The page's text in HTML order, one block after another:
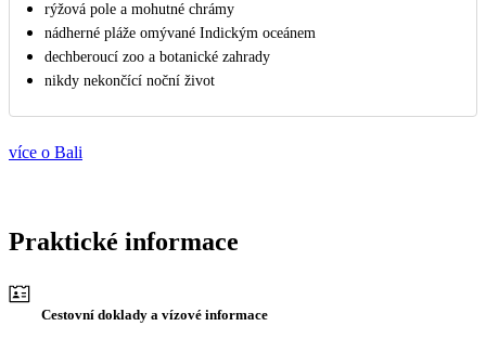
rýžová pole a mohutné chrámy
nádherné pláže omývané Indickým oceánem
dechberoucí zoo a botanické zahrady
nikdy nekončící noční život
více o Bali
Praktické informace
Cestovní doklady a vízové informace